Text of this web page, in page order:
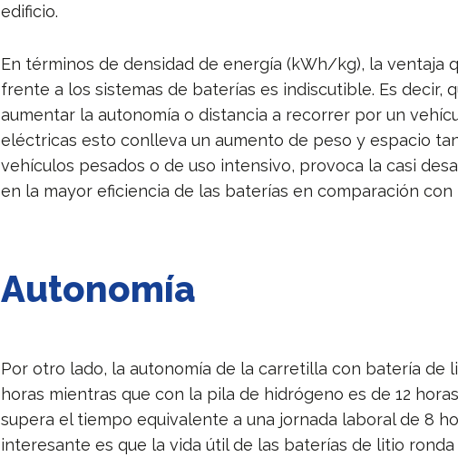
edificio.
En términos de densidad de energía (kWh/kg), la ventaja
frente a los sistemas de baterías es indiscutible. Es decir,
aumentar la autonomía o distancia a recorrer por un
eléctricas esto conlleva un aumento de peso y espacio
vehículos pesados o de uso intensivo, provoca la casi
en la mayor eficiencia de las baterías en comparación
Autonomía
Por otro lado, la autonomía de la carretilla con batería de
horas mientras que con la pila de hidrógeno es de 12
supera el tiempo equivalente a una jornada laboral de 8
interesante es que la vida útil de las baterías de litio ronda